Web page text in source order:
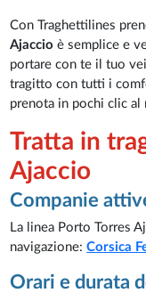
Con Traghettilines
Ajaccio è semplice e
portare con te il tuo
tragitto con tutti i
prenota in pochi clic al
Tratta in
Ajaccio
Companie
La linea Porto Torres
navigazione:Corsica
Orari e durata